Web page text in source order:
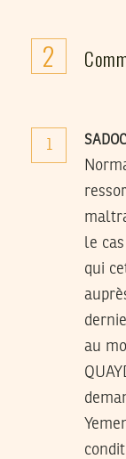
2
1 SADOC
le
qui
au